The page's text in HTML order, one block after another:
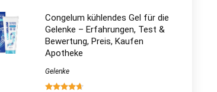
Congelum kühlendes Gel für die
Gelenke – Erfahrungen, Test &
Bewertung, Preis, Kaufen
Apotheke
Gelenke